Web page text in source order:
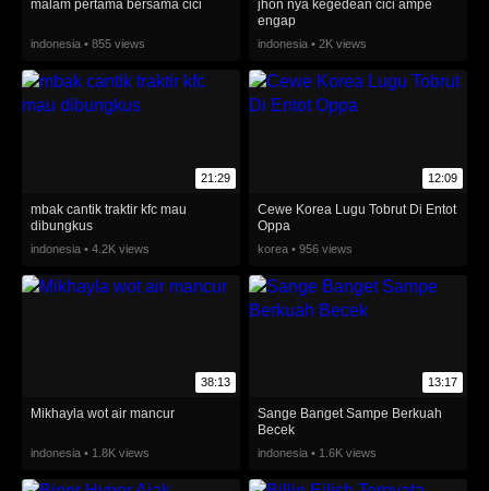
malam pertama bersama cici
indonesia • 855 views
jhon nya kegedean cici ampe
engap
indonesia • 2K views
21:29
mbak cantik traktir kfc mau
dibungkus
indonesia • 4.2K views
12:09
Cewe Korea Lugu Tobrut Di Entot
Oppa
korea • 956 views
38:13
Mikhayla wot air mancur
indonesia • 1.8K views
13:17
Sange Banget Sampe Berkuah
Becek
indonesia • 1.6K views